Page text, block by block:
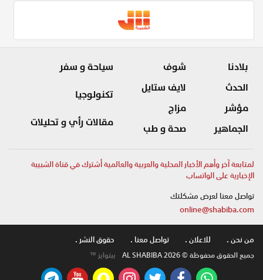
بلادنا
الحدث
مؤشر
الجماهير
شوف
لايف ستايل
مزاج
صحة و طب
سياحة و سفر
تكنولوجيا
مقالات رأي و تحليلات
لمتابعة آخر وأهم الأخبار المحلية والعربية والعالمية أشترك في قناة الشبيبة
الإخبارية على الواتساب
تواصل معنا لعرض مشكلتك
online@shabiba.com
من نحن .
للاعلان . تواصل معنا . حقوق النشر .
جميع الحقوق محفوظة © AL SHABIBA 2026 بيتوايز ™